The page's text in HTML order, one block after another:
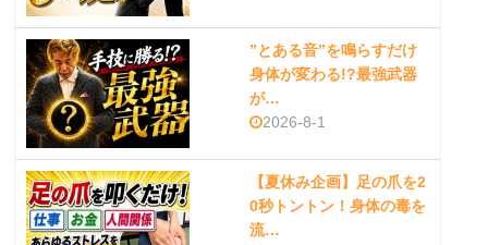
”とある音”を鳴らすだけ
身体が変わる!?最強武器
が…
2026-8-1
【夏休み企画】足の爪を2
0秒トントン！身体の毒を
流…